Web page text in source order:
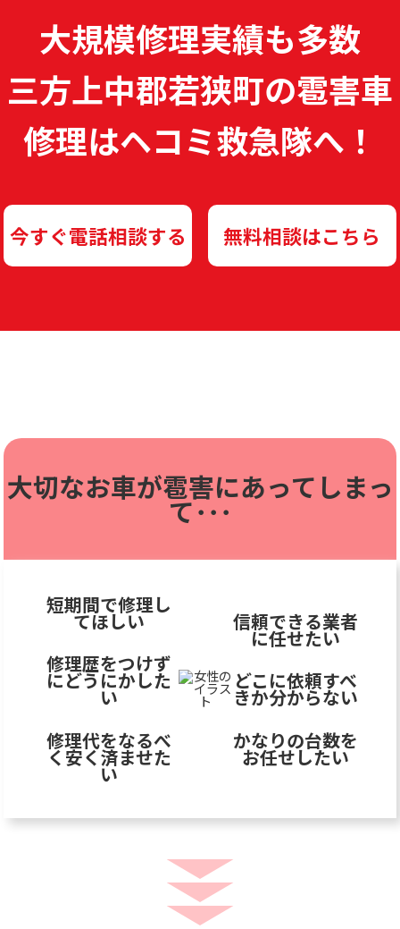
大規模修理実績も多数
三方上中郡若狭町の雹害車
修理はヘコミ救急隊へ！
今すぐ電話相談する 無料相談はこちら
大切なお車が雹害にあってしまっ
て･･･
短期間で修理し
てほしい
修理歴をつけず
にどうにかした
い
修理代をなるべ
く安く済ませた
い
信頼できる業者
に任せたい
どこに依頼すべ
きか分からない
かなりの台数を
お任せしたい